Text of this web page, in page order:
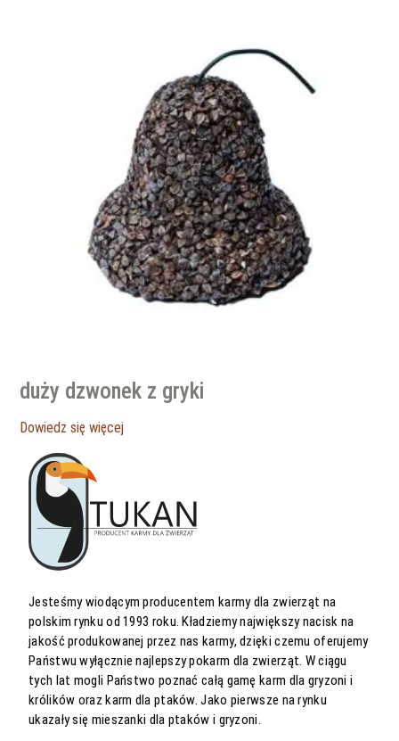
duży dzwonek z gryki
Dowiedz się więcej
Jesteśmy wiodącym producentem karmy dla zwierząt na
polskim rynku od 1993 roku. Kładziemy największy nacisk na
jakość produkowanej przez nas karmy, dzięki czemu oferujemy
Państwu wyłącznie najlepszy pokarm dla zwierząt. W ciągu
tych lat mogli Państwo poznać całą gamę karm dla gryzoni i
królików oraz karm dla ptaków. Jako pierwsze na rynku
ukazały się mieszanki dla ptaków i gryzoni.